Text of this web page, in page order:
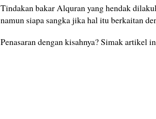
Tindakan bakar Alquran yang hendak
namun siapa sangka jika hal itu berkaitan
Penasaran dengan kisahnya? Simak artikel